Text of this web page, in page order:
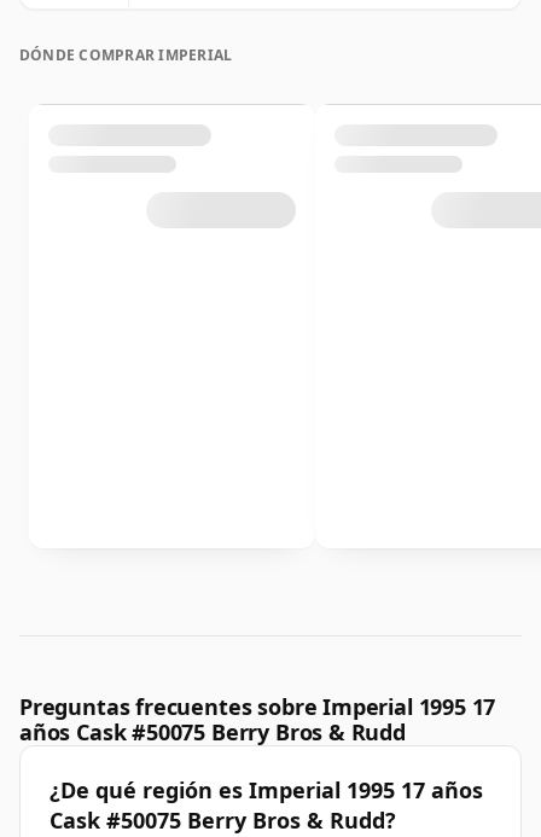
DÓNDE COMPRAR IMPERIAL
Preguntas frecuentes sobre Imperial 1995 17
años Cask #50075 Berry Bros & Rudd
¿De qué región es Imperial 1995 17 años
Cask #50075 Berry Bros & Rudd?